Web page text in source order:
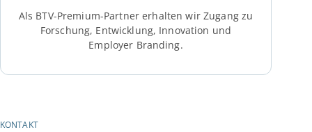
Als BTV-Premium-Partner erhalten wir Zugang zu
Forschung, Entwicklung, Innovation und
Employer Branding.
KONTAKT